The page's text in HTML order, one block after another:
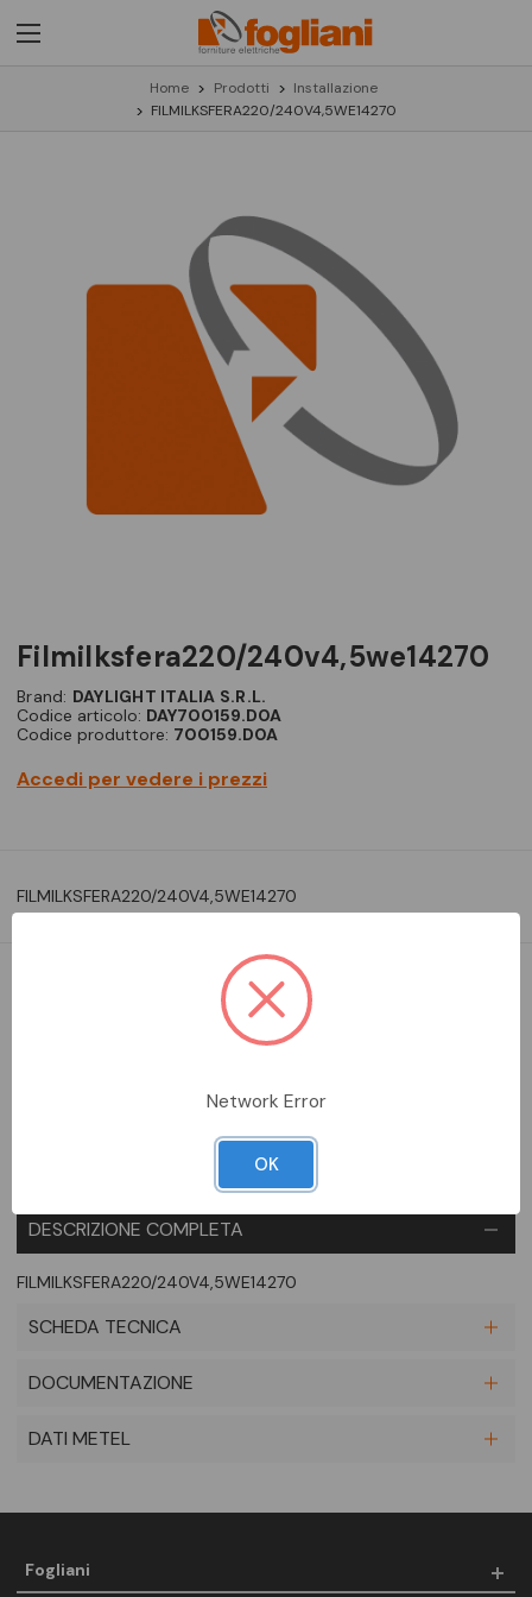
Home Prodotti
Installazione
FILMILKSFERA220/240V4,5WE14270
filmilksfera220/240v4,5we14270
Brand: DAYLIGHT ITALIA S.R.L.
Codice articolo: DAY700159.D0A
Codice produttore: 700159.D0A
Accedi per vedere i prezzi
FILMILKSFERA220/240V4,5WE14270
DESCRIZIONE COMPLETA
FILMILKSFERA220/240V4,5WE14270
SCHEDA TECNICA
DOCUMENTAZIONE
DATI METEL
Fogliani
Network Error
OK